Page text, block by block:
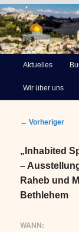
Zum
primären
Aktuelles
Wir über uns
Beitragsnavigation
← Vorheriger
„Inhabited
–
Raheb und
Bethlehem
WANN: